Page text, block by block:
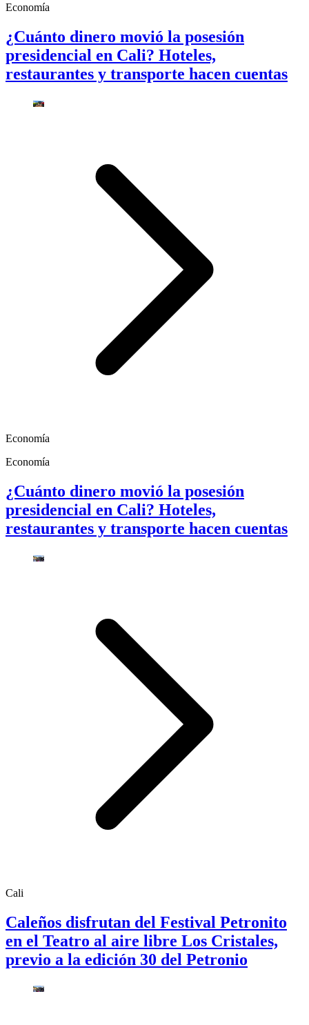
Economía
¿Cuánto dinero movió la posesión
presidencial en Cali? Hoteles,
restaurantes y transporte hacen cuentas
Economía
Economía
¿Cuánto dinero movió la posesión
presidencial en Cali? Hoteles,
restaurantes y transporte hacen cuentas
Cali
Caleños disfrutan del Festival Petronito
en el Teatro al aire libre Los Cristales,
previo a la edición 30 del Petronio